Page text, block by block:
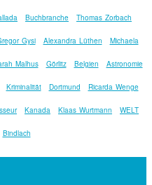
Buchbranche Thomas Zorbach
Gysi Alexandra Lüthen Michaela
Malhus Görlitz Belgien Astronomie
Kriminalität Dortmund Ricarda Wenge
Kanada Klaas Wurtmann WELT
Bindlach